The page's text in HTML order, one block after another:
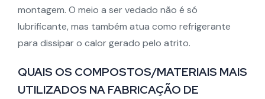
montagem. O meio a ser vedado não é só
lubrificante, mas também atua como refrigerante
para dissipar o calor gerado pelo atrito.
QUAIS OS COMPOSTOS/MATERIAIS MAIS
UTILIZADOS NA FABRICAÇÃO DE